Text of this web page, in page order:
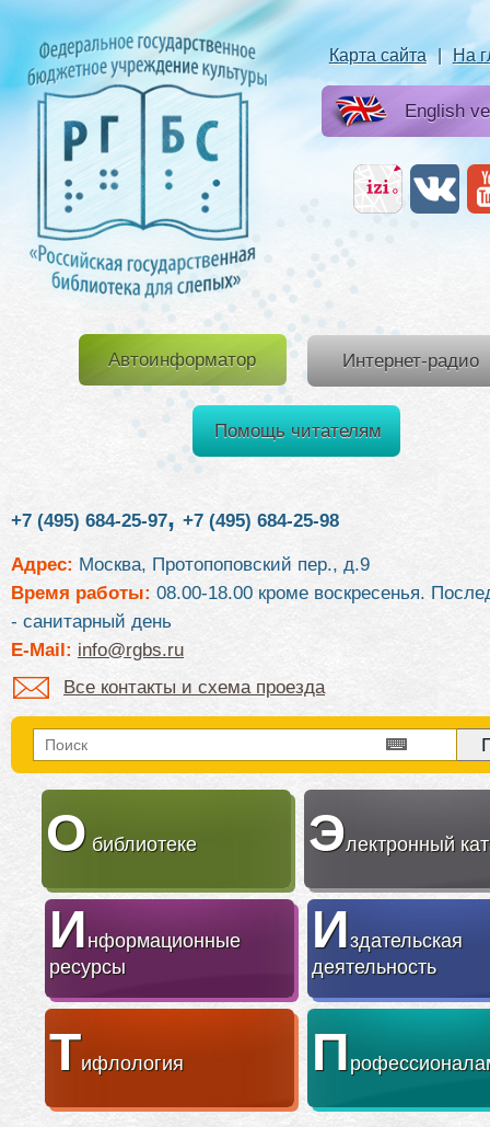
Карта сайта | На
English
Автоинформатор Интернет-радио
Помощь читателям
+7 (495) 684-25-97, +7 (495) 684-25-98
Адрес: Москва, Протопоповский пер., д.9
Время работы: 08.00-18.00 кроме воскресенья.
- санитарный день
E-Mail: info@rgbs.ru
Все контакты и схема проезда
О библиотеке Электронный
Информационные
ресурсы
Издательская
деятельность
Тифлология П